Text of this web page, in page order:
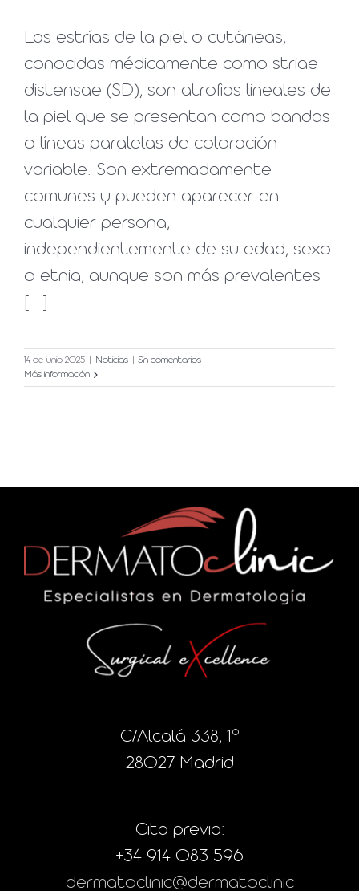
Las estrías de la piel o cutáneas,
conocidas médicamente como striae
distensae (SD), son atrofias lineales de
la piel que se presentan como bandas
o líneas paralelas de coloración
variable. Son extremadamente
comunes y pueden aparecer en
cualquier persona,
independientemente de su edad, sexo
o etnia, aunque son más prevalentes
[...]
14 de junio 2025 Noticias
Sin comentarios
Más información
C/Alcalá 338, 1º
28027 Madrid
Cita previa:
+34 914 083 596
dermatoclinic@dermatoclinic